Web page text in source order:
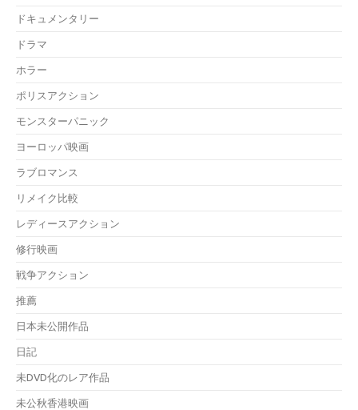
ドキュメンタリー
ドラマ
ホラー
ポリスアクション
モンスターパニック
ヨーロッパ映画
ラブロマンス
リメイク比較
レディースアクション
修行映画
戦争アクション
推薦
日本未公開作品
日記
未DVD化のレア作品
未公秋香港映画